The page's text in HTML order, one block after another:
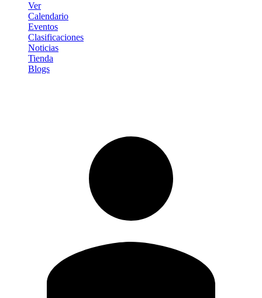
Ver
Calendario
Eventos
Clasificaciones
Noticias
Tienda
Blogs